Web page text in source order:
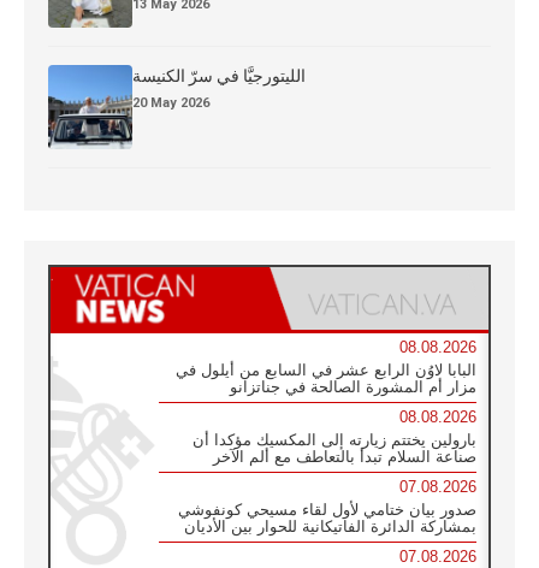
13 May 2026
الليتورجيَّا في سرّ الكنيسة
20 May 2026
08.08.2026
البابا لاوُن الرابع عشر في السابع من أيلول في
مزار أم المشورة الصالحة في جناتزانو
08.08.2026
بارولين يختتم زيارته إلى المكسيك مؤكدا أن
صناعة السلام تبدأ بالتعاطف مع ألم الآخر
07.08.2026
صدور بيان ختامي لأول لقاء مسيحي كونفوشي
بمشاركة الدائرة الفاتيكانية للحوار بين الأديان
07.08.2026